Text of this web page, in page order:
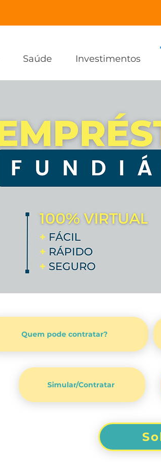
Saúde Investimentos
Quem pode contratar?
Simular/Contratar